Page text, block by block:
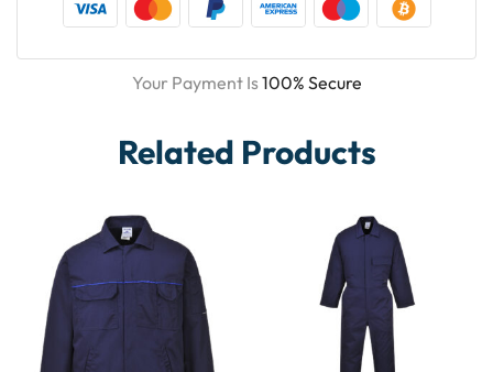
Your Payment Is100% Secure
Related Products